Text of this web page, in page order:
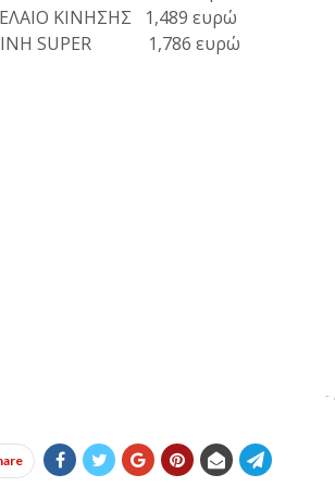
ΚΙΝΗΣΗΣ 1,489 ευρώ
SUPER 1,786 ευρώ
-